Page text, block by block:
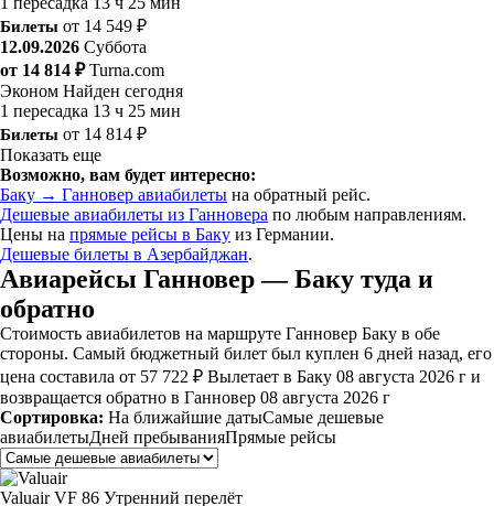
Билеты от 14 549 ₽
12.09.2026 Суббота
от 14 814 ₽ Turna.com
Эконом Найден сегодня
1 пересадка 13 ч 25 мин
Билеты от 14 814 ₽
Показать еще
Возможно, вам будет интересно:
Баку → Ганновер авиабилеты на обратный рейс.
Дешевые авиабилеты из Ганновера по любым направлениям.
Цены на прямые рейсы в Баку из Германии.
Дешевые билеты в Азербайджан.
Авиарейсы Ганновер — Баку туда и
обратно
Стоимость авиабилетов на маршруте Ганновер Баку в обе
стороны. Самый бюджетный билет был куплен 6 дней назад, его
цена составила от 57 722 ₽ Вылетает в Баку 08 августа 2026 г и
возвращается обратно в Ганновер 08 августа 2026 г
Сортировка: На ближайшие датыСамые дешевые
авиабилетыДней пребыванияПрямые рейсы
ValuairVF 86 Утренний перелёт